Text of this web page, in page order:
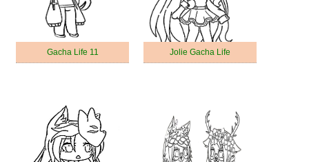
Gacha Life 11 Jolie Gacha Life